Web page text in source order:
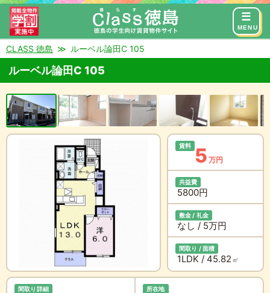
MENU
来店予約 お問い合わせ
CLASS 徳島 ルーベル論田C 105
ルーベル論田C 105
賃料 5 万円
共益費
5800円
敷金 / 礼金
なし / 5万円
間取り / 面積
1LDK / 45.82 ㎡
間取り詳細 所在地